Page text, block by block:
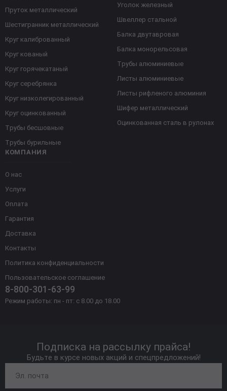
КОМПАНИЯ
О нас
Услуги
Оплата
Гарантия
Доставка
Контакты
Политика конфиденциальности
Пользовательское соглашение
8-800-301-63-99
Режим работы: пн - пт: с 8.00 до 18.00
Пруток металлический
Шестигранник металлический
Круг калиброванный
Круг кованый
Круг горячекатаный
Круг серебрянка
Круг низколегированный
Круг оцинкованный
Трубы бесшовные
Трубы бурильные
Уголок железный
Швеллер стальной
Балка двутавровая
Балка монорельсовая
Трубы алюминиевые
Листы алюминиевые
Листы рифленого алюминия
Шифер металлический
Оцинкованная сталь в рулонах
Подписка на рассылку прайса!
Будьте в курсе новых акций и спецпредложений!